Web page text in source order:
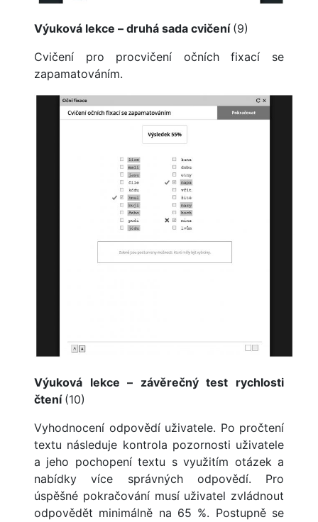
Výuková lekce – druhá sada cvičení (9)
Cvičení pro procvičení očních fixací se
zapamatováním.
Výuková lekce – závěrečný test rychlosti
čtení (10)
Vyhodnocení odpovědí uživatele. Po pročtení
textu následuje kontrola pozornosti uživatele
a jeho pochopení textu s využitím otázek a
nabídky více správných odpovědí. Pro
úspěšné pokračování musí uživatel zvládnout
odpovědět minimálně na 65 %. Postupně se